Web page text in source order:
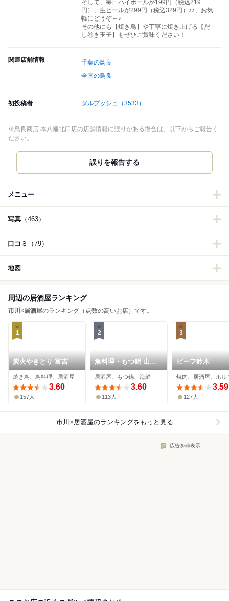
そして、毎日ハイボールが199円（税込219
円）、生ビールが299円（税込329円）♪♪、お気
軽にどうぞ～♪
その他にも【焼き鳥】や丁寧に焼き上げる【だ
し巻き玉子】もぜひご賞味ください！
関連店舗情報
千葉の鳥良
全国の鳥良
初投稿者 ダルプッシュ （3533）
※鳥良商店 本八幡北口店の店舗情報に誤りがある場合は、以下からご報告く
ださい。
誤りを報告する
メニュー
写真 （463）
口コミ （79）
地図
周辺の居酒屋ランキング
市川 ×居酒屋のランキング（点数の高いお店）です。
1
炭火やきとり 富吉
焼き鳥、鳥料理、居酒屋
3.60
157人
2
魚料理・もつ鍋 山咲
き
居酒屋、もつ鍋、海鮮
3.60
113人
3
ビーフ鈴木
焼肉、居酒屋、ホル
3.59
127人
市川×居酒屋のランキングをもっと見る
広告を非表示